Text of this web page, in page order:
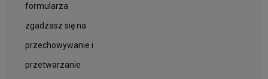
formularza
zgadzasz się na
przechowywanie i
przetwarzanie